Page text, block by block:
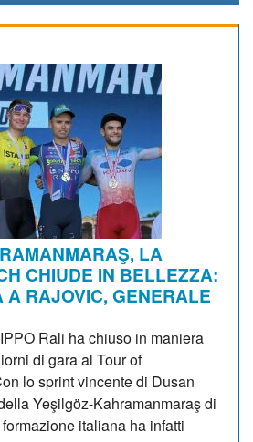
LA
CHIUDE IN BELLEZZA:
A RAJOVIC, GENERALE
Rali ha chiuso in maniera
di gara al Tour of
lo sprint vincente di Dusan
Yeşilgöz-Kahramanmaraş di
italiana ha infatti